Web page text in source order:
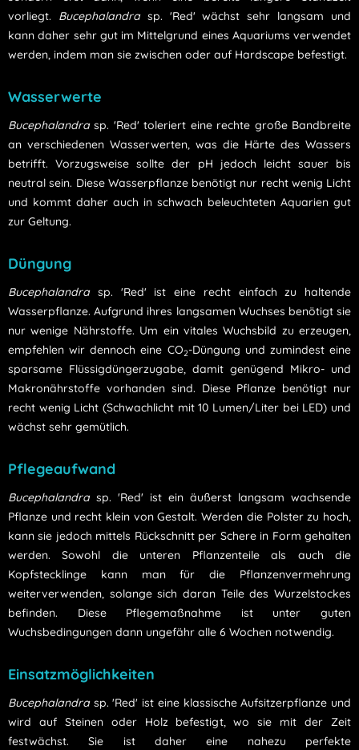
vorliegt. Bucephalandrasp. 'Red' wächst sehr langsam und
kann daher sehr gut im Mittelgrund eines Aquariums verwendet
werden, indem man sie zwischen oder auf Hardscape befestigt.
Wasserwerte
Bucephalandrasp. 'Red' toleriert eine rechte große Bandbreite
an verschiedenen Wasserwerten, was die Härte des Wassers
betrifft. Vorzugsweise sollte der pH jedoch leicht sauer bis
neutral sein. Diese Wasserpflanze benötigt nur recht wenig Licht
und kommt daher auch in schwach beleuchteten Aquarien gut
zur Geltung.
Düngung
Bucephalandrasp. 'Red' ist eine recht einfach zu haltende
Wasserpflanze. Aufgrund ihres langsamen Wuchses benötigt sie
nur wenige Nährstoffe. Um ein vitales Wuchsbild zu erzeugen,
empfehlen wir dennoch eine CO2-Düngung und zumindest eine
sparsame Flüssigdüngerzugabe, damit genügend Mikro- und
Makronährstoffe vorhanden sind. Diese Pflanze benötigt nur
recht wenig Licht (Schwachlicht mit 10 Lumen/Liter bei LED) und
wächst sehr gemütlich.
Pflegeaufwand
Bucephalandrasp. 'Red' ist ein äußerst langsam wachsende
Pflanze und recht klein von Gestalt. Werden die Polster zu hoch,
kann sie jedoch mittels Rückschnitt per Schere in Form gehalten
werden. Sowohl die unteren Pflanzenteile als auch die
Kopfstecklinge kann man für die Pflanzenvermehrung
weiterverwenden, solange sich daran Teile des Wurzelstockes
befinden. Diese Pflegemaßnahme ist unter guten
Wuchsbedingungen dann ungefähr alle 6 Wochen notwendig.
Einsatzmöglichkeiten
Bucephalandrasp. 'Red' ist eine klassische Aufsitzerpflanze und
wird auf Steinen oder Holz befestigt, wo sie mit der Zeit
festwächst. Sie ist daher eine nahezu perfekte